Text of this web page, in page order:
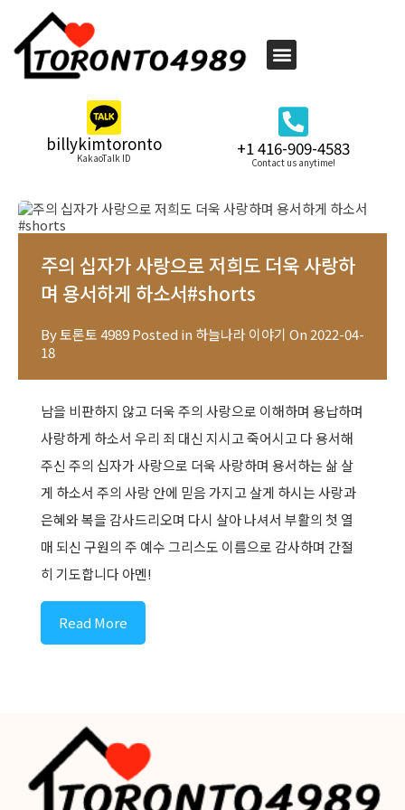
billykimtoronto
KakaoTalk ID +1 416-909-4583
Contact us anytime!
주의 십자가 사랑으로 저희도 더욱 사랑하
며 용서하게 하소서#shorts
By토론토 4989Posted in 하늘나라 이야기 On2022-04-
18
남을 비판하지 않고 더욱 주의 사랑으로 이해하며 용납하며
사랑하게 하소서 우리 죄 대신 지시고 죽어시고 다 용서해
주신 주의 십자가 사랑으로 더욱 사랑하며 용서하는 삶 살
게 하소서 주의 사랑 안에 믿음 가지고 살게 하시는 사랑과
은혜와 복을 감사드리오며 다시 살아 나셔서 부활의 첫 열
매 되신 구원의 주 예수 그리스도 이름으로 감사하며 간절
히 기도합니다 아멘!
Read More